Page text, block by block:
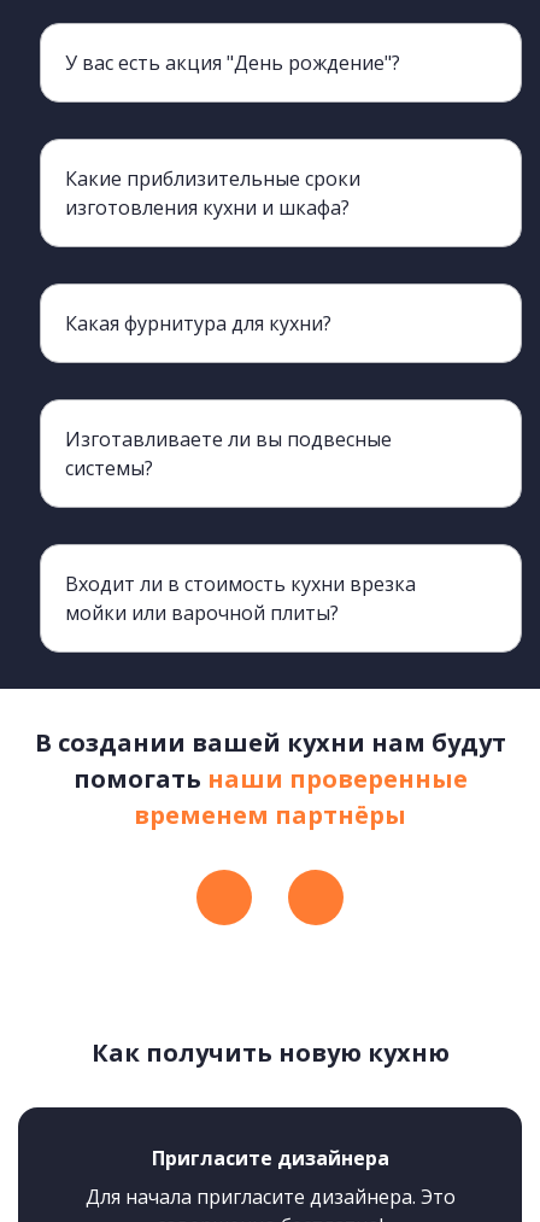
У вас есть акция "День рождение"?
Какие приблизительные сроки
изготовления кухни и шкафа?
Какая фурнитура для кухни?
Изготавливаете ли вы подвесные
системы?
Входит ли в стоимость кухни врезка
мойки или варочной плиты?
В создании вашей кухни нам будут
помогать наши проверенные
временем партнёры
Как получить новую кухню
Пригласите дизайнера
Для начала пригласите дизайнера. Это